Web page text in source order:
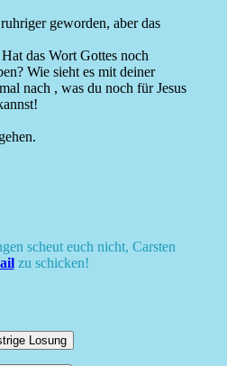
geworden, aber das
das Wort Gottes noch
Wie sieht es mit deiner
nach , was du noch für Jesus
scheut euch nicht, Carsten
zu schicken!
Losung